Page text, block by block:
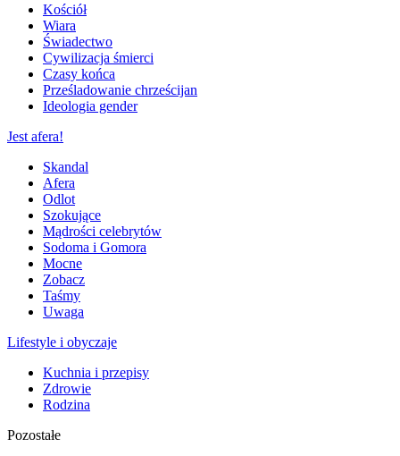
Kościół
Wiara
Świadectwo
Cywilizacja śmierci
Czasy końca
Prześladowanie chrześcijan
Ideologia gender
Jest afera!
Skandal
Afera
Odlot
Szokujące
Mądrości celebrytów
Sodoma i Gomora
Mocne
Zobacz
Taśmy
Uwaga
Lifestyle i obyczaje
Kuchnia i przepisy
Zdrowie
Rodzina
Pozostałe